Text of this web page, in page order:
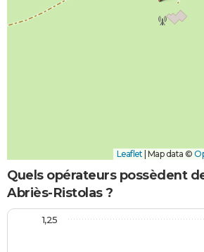
Leaflet Map data ©
Quels opérateurs possèdent
Abriès-Ristolas ?
1,25